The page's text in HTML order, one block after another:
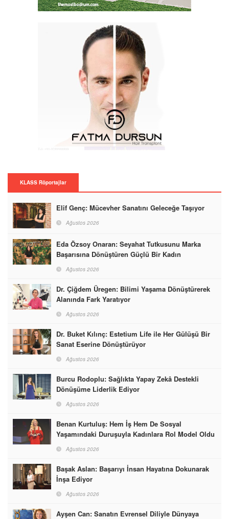
KLASS Röportajlar
Elif Genç: Mücevher Sanatını Geleceğe Taşıyor
Ağustos 2026
Eda Özsoy Onaran: Seyahat Tutkusunu Marka
Başarısına Dönüştüren Güçlü Bir Kadın
Ağustos 2026
Dr. Çiğdem Üregen: Bilimi Yaşama Dönüştürerek
Alanında Fark Yaratıyor
Ağustos 2026
Dr. Buket Kılınç: Estetium Life ile Her Gülüşü Bir
Sanat Eserine Dönüştürüyor
Ağustos 2026
Burcu Rodoplu: Sağlıkta Yapay Zekâ Destekli
Dönüşüme Liderlik Ediyor
Ağustos 2026
Benan Kurtuluş: Hem İş Hem De Sosyal
Yaşamındaki Duruşuyla Kadınlara Rol Model Oldu
Ağustos 2026
Başak Aslan: Başarıyı İnsan Hayatına Dokunarak
İnşa Ediyor
Ağustos 2026
Ayşen Can: Sanatın Evrensel Diliyle Dünyaya